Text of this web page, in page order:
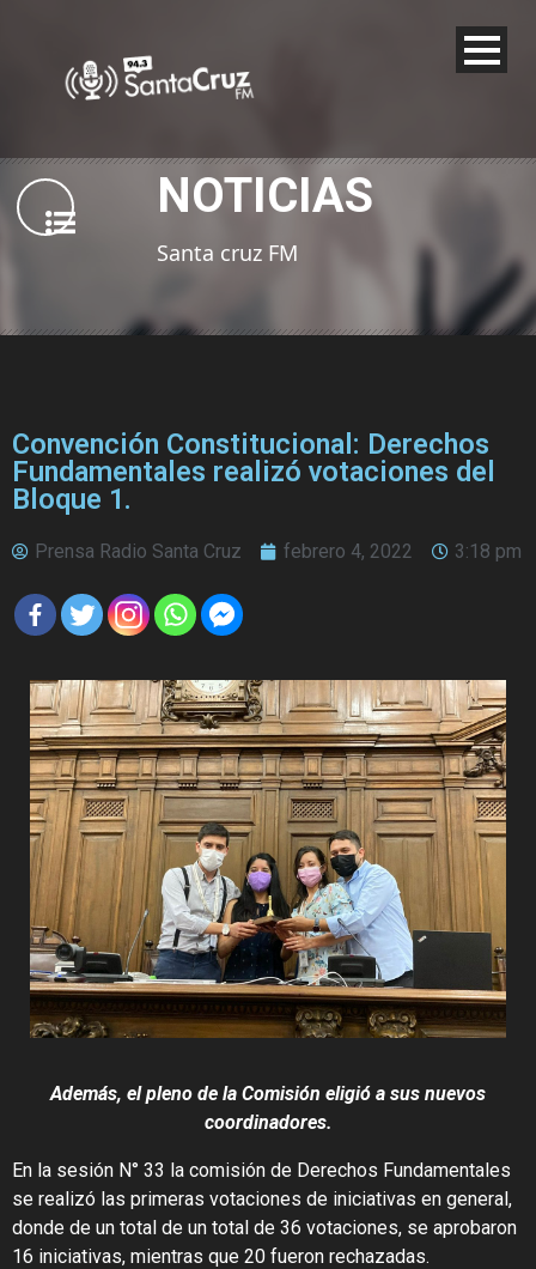
NOTICIAS
Santa cruz FM
Convención Constitucional: Derechos
Fundamentales realizó votaciones del
Bloque 1.
Prensa Radio Santa Cruz febrero 4, 2022 3:18 pm
Además, el pleno de la Comisión eligió a sus nuevos
coordinadores.
En la sesión N° 33 la comisión de Derechos Fundamentales
se realizó las primeras votaciones de iniciativas en general,
donde de un total de un total de 36 votaciones, se aprobaron
16 iniciativas, mientras que 20 fueron rechazadas.